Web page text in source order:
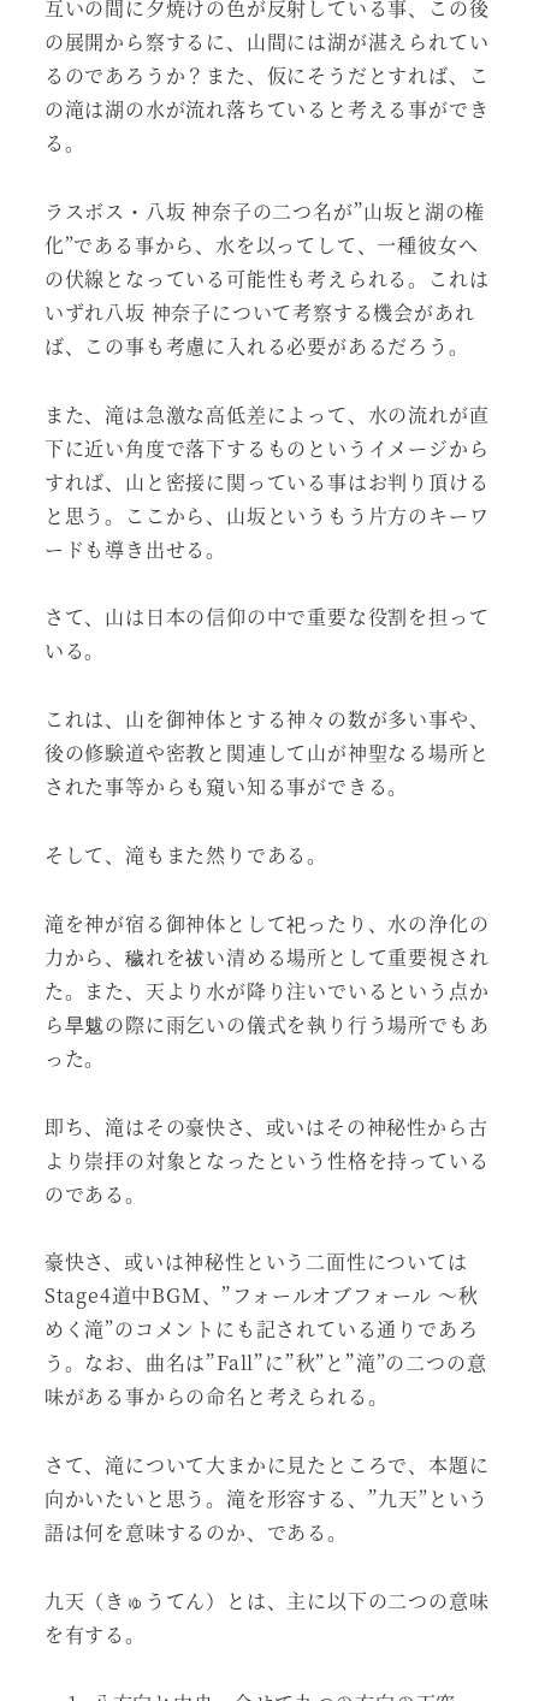
互いの間に夕焼けの色が反射している事、この後
の展開から察するに、山間には湖が湛えられてい
るのであろうか？また、仮にそうだとすれば、こ
の滝は湖の水が流れ落ちていると考える事ができ
る。
ラスボス・八坂 神奈子の二つ名が”山坂と湖の権
化”である事から、水を以ってして、一種彼女へ
の伏線となっている可能性も考えられる。これは
いずれ八坂 神奈子について考察する機会があれ
ば、この事も考慮に入れる必要があるだろう。
また、滝は急激な高低差によって、水の流れが直
下に近い角度で落下するものというイメージから
すれば、山と密接に関っている事はお判り頂ける
と思う。ここから、山坂というもう片方のキーワ
ードも導き出せる。
さて、山は日本の信仰の中で重要な役割を担って
いる。
これは、山を御神体とする神々の数が多い事や、
後の修験道や密教と関連して山が神聖なる場所と
された事等からも窺い知る事ができる。
そして、滝もまた然りである。
滝を神が宿る御神体として祀ったり、水の浄化の
力から、穢れを祓い清める場所として重要視され
た。また、天より水が降り注いでいるという点か
ら旱魃の際に雨乞いの儀式を執り行う場所でもあ
った。
即ち、滝はその豪快さ、或いはその神秘性から古
より崇拝の対象となったという性格を持っている
のである。
豪快さ、或いは神秘性という二面性については
Stage4道中BGM、”フォールオブフォール ～秋
めく滝”のコメントにも記されている通りであろ
う。なお、曲名は”Fall”に”秋”と”滝”の二つの意
味がある事からの命名と考えられる。
さて、滝について大まかに見たところで、本題に
向かいたいと思う。滝を形容する、”九天”という
語は何を意味するのか、である。
九天（きゅうてん）とは、主に以下の二つの意味
を有する。